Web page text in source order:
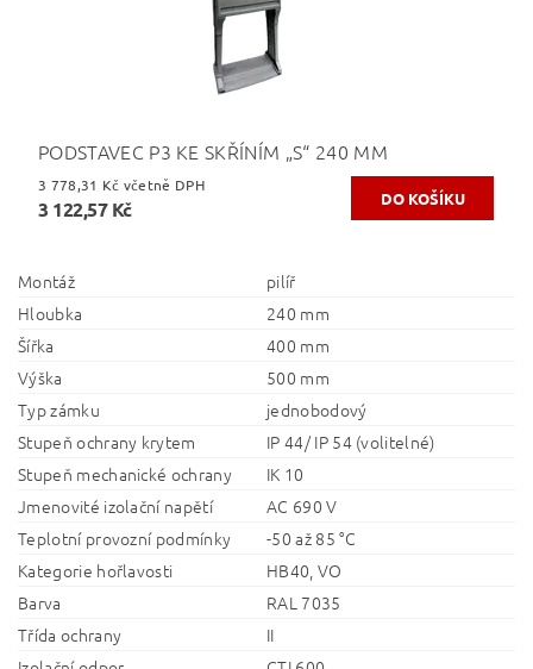
PODSTAVEC P3 KE SKŘÍNÍM „S“ 240 MM
3 778,31 Kč včetně DPH
3 122,57 Kč
Montáž
pilíř
Hloubka
240 mm
Šířka
400 mm
Výška
500 mm
Typ zámku
jednobodový
Stupeň ochrany krytem
IP 44/ IP 54 (volitelné)
Stupeň mechanické ochrany
IK 10
Jmenovité izolační napětí
AC 690 V
Teplotní provozní podmínky
-50 až 85 °C
Kategorie hořlavosti
HB40, VO
Barva
RAL 7035
Třída ochrany
II